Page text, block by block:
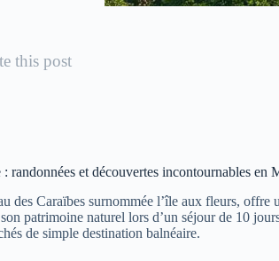
this post
randonnées et découvertes incontournables en
des Caraïbes surnommée l’île aux fleurs, offre
patrimoine naturel lors d’un séjour de 10
de simple destination balnéaire.